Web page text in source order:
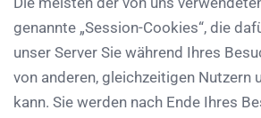
genannte „Session-Cookies“, die
unser Server Sie während Ihres
von anderen, gleichzeitigen Nutzern
kann. Sie werden nach Ende Ihres